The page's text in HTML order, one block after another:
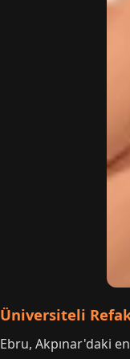
Üniversiteli
Ebru, Akpınar'daki